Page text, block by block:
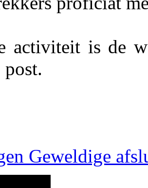
activiteit is de
Geweldige